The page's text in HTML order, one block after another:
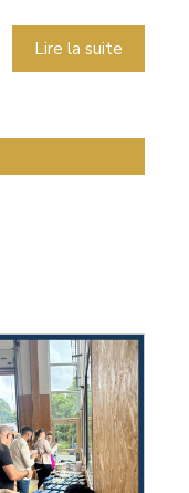
Lire la suite